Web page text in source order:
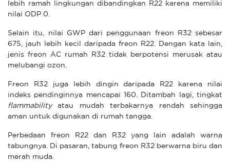
lebih ramah lingkungan dibandingkan R22 karena memiliki
nilai ODP 0.
Selain itu, nilai GWP dari penggunaan freon R32 sebesar
675, jauh lebih kecil daripada freon R22. Dengan kata lain,
jenis freon AC rumah R32 tidak berpotensi merusak atau
melubangi ozon.
Freon R32 juga lebih dingin daripada R22 karena nilai
indeks pendinginnya mencapai 160. Ditambah lagi, tingkat
flammabilityatau mudah terbakarnya rendah sehingga
aman untuk digunakan di rumah tangga.
Perbedaan freon R22 dan R32 yang lain adalah warna
tabungnya. Di pasaran, tabung freon R32 berwarna biru dan
merah muda.